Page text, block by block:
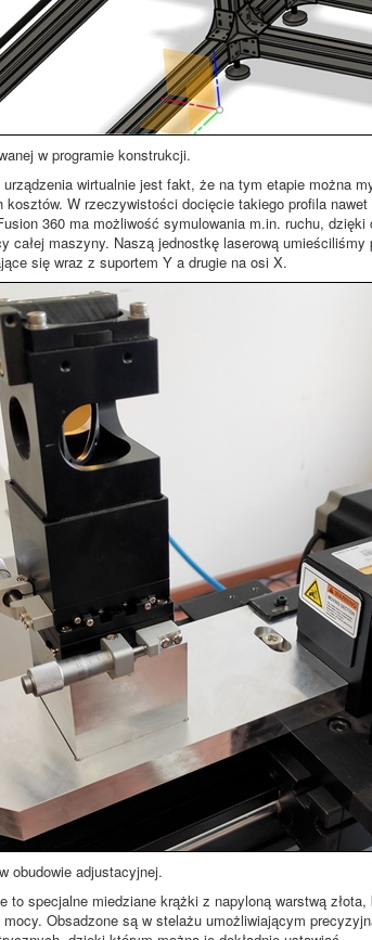
w programie konstrukcji.
wirtualnie jest fakt, że na tym etapie można
W rzeczywistości docięcie takiego profila
360 ma możliwość symulowania m.in. ruchu,
całej maszyny. Naszą jednostkę laserową
się wraz z suportem Y a drugie na osi X.
obudowie adjustacyjnej.
to specjalne miedziane krążki z napyloną warstwą
Obsadzone są w stelażu umożliwiającym